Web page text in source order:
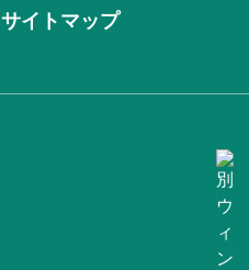
サイトマップ